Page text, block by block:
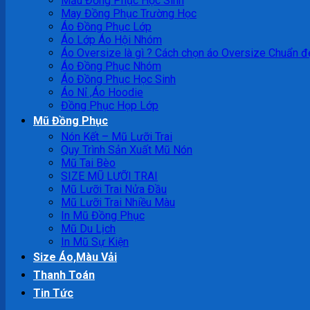
May Đồng Phục Trường Học
Áo Đồng Phục Lớp
Áo Lớp Áo Hội Nhóm
Áo Oversize là gì ? Cách chọn áo Oversize Chuẩn
Áo Đồng Phục Nhóm
Áo Đồng Phục Học Sinh
Áo Nỉ ,Áo Hoodie
Đồng Phục Họp Lớp
Mũ Đồng Phục
Nón Kết – Mũ Lưỡi Trai
Quy Trình Sản Xuất Mũ Nón
Mũ Tai Bèo
SIZE MŨ LƯỠI TRAI
Mũ Lưỡi Trai Nửa Đầu
Mũ Lưỡi Trai Nhiều Màu
In Mũ Đồng Phục
Mũ Du Lịch
In Mũ Sự Kiện
Size Áo,Màu Vải
Thanh Toán
Tin Tức